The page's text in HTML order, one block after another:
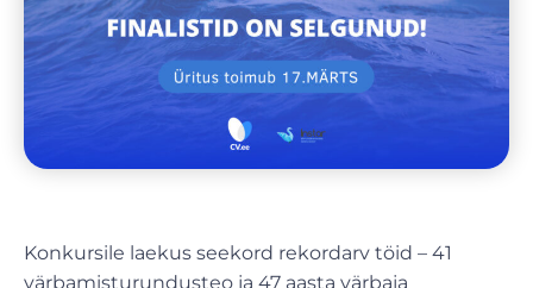
Konkursile laekus seekord rekordarv töid – 41
värbamisturundusteo ja 47 aasta värbaja